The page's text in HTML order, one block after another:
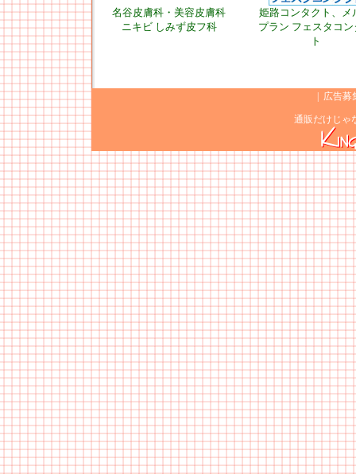
名谷皮膚科・美容皮膚科
ニキビ しみず皮フ科
姫路コンタクト、メ
プラン フェスタコン
ト
広告募
通販だけじゃ